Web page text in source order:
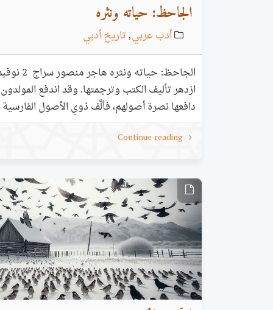
الجاحظ: حياته ونثره
أدب عربي,تاريخ أدبي
ازدهر تأليف الكتب وترجمتها. وقد اندفع
دافعها نصرة أصولهم، فألَّف ذوي الأصول
محاسن الفرس، ومعايب العرب؛ وهؤلاء كثر، بيد
للعرب من يناصرهم، إذ نجد الجاحظ على رأس
Continue reading